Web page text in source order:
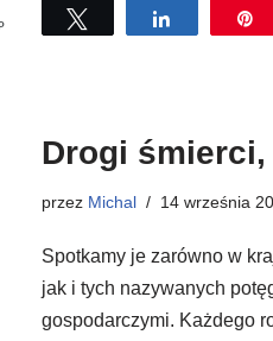
Tweetuj Udostępnij
Drogi śmierci,
przez Michal 14 września
Spotkamy je zarówno w
jak i tych nazywanych
gospodarczymi. Każdego